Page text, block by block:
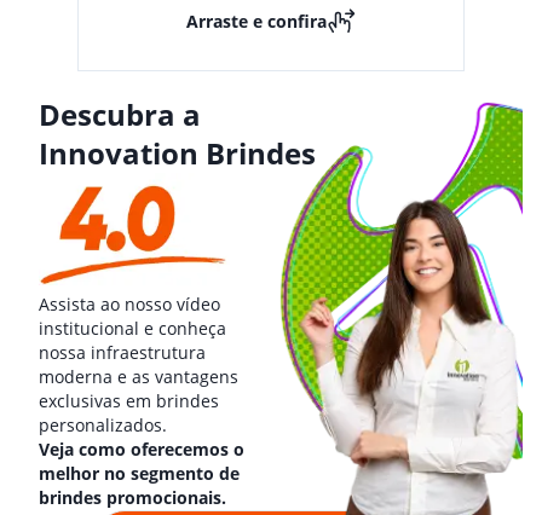
Arraste e confira
Descubra a
Innovation Brindes
Assista ao nosso vídeo
institucional e conheça
nossa infraestrutura
moderna e as vantagens
exclusivas em brindes
personalizados.
Veja como oferecemos o
melhor no segmento de
brindes promocionais.